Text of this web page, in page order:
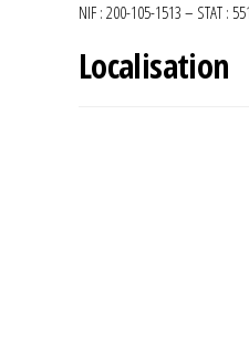
NIF : 200-105-1513 – STAT :
Localisation